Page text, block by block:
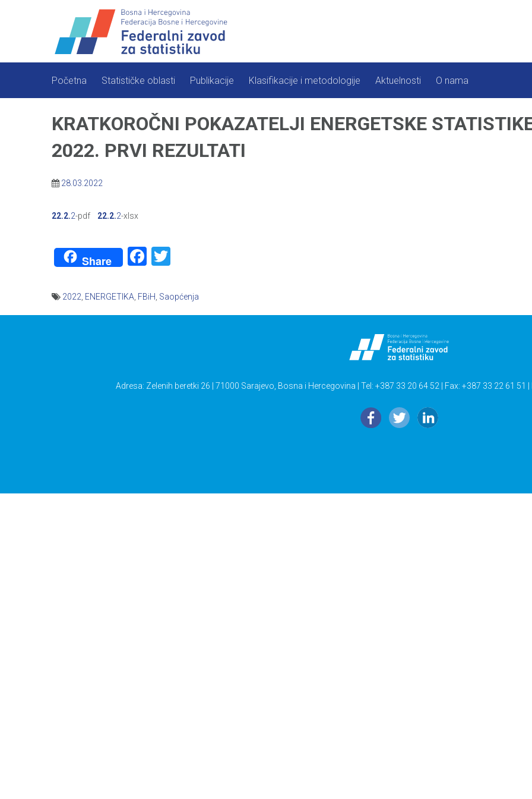
Početna Statističke oblasti Publikacije Klasifikacije i metodologije Aktuelnosti O nama
KRATKOROČNI POKAZATELJI ENERGETSKE
2022. PRVI REZULTATI
28.03.2022
22.2.2-pdf 22.2.2-xlsx
Share Facebook
2022 ENERGETIKA FBiH Saopćenja
Adresa: Zelenih beretki 26 | 71000 Sarajevo, Bosna i Hercegovina | Tel: +387 33 20 64 52 | Fax: +387 33 22 61 51 |